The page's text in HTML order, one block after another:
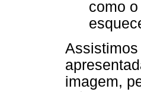
como
imagem,